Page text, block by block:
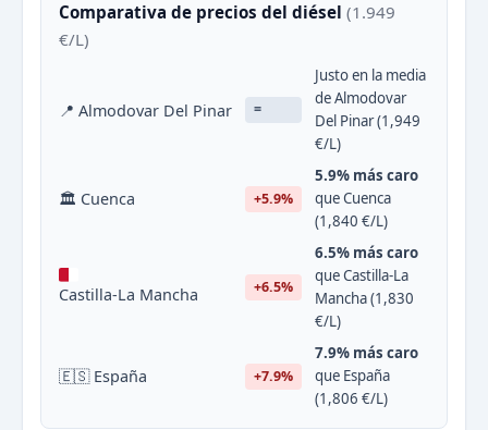
Comparativa de precios del diésel (1.949
€/L)
📍 Almodovar Del Pinar =
Justo en la media
de Almodovar
Del Pinar (1,949
€/L)
🏛 Cuenca +5.9%
5.9% más caro
que Cuenca
(1,840 €/L)
Castilla-La Mancha +6.5%
6.5% más caro
que Castilla-La
Mancha (1,830
€/L)
🇪🇸 España +7.9%
7.9% más caro
que España
(1,806 €/L)